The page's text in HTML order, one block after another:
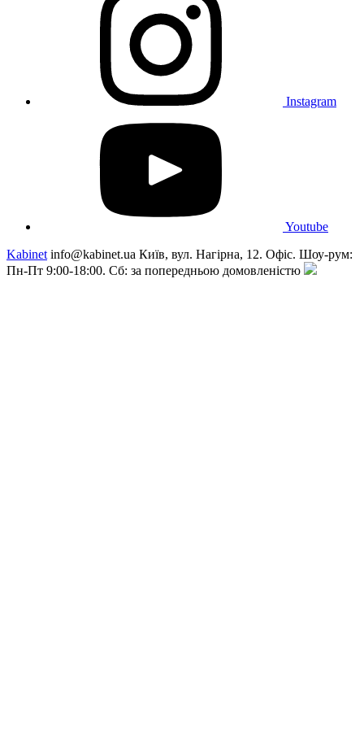
Instagram
Youtube
Kabinet info@kabinet.ua Київ, вул. Нагірна, 12. Офіс. Шоу-рум:
Пн-Пт 9:00-18:00. Сб: за попередньою домовленістю